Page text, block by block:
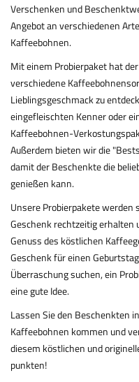
Verschenken und
Angebot an verschiedenen
Kaffeebohnen.
Mit einem Probierpaket hat
verschiedene
Lieblingsgeschmack zu
eingefleischten Kenner oder
Kaffeebohnen-
Außerdem bieten wir die
damit der Beschenkte die
genießen kann.
Unsere Probierpakete werden
Geschenk rechtzeitig erhalten
Genuss des köstlichen
Geschenk für einen
Überraschung suchen, ein
eine gute Idee.
Lassen Sie den Beschenkten
Kaffeebohnen kommen und
diesem köstlichen und
punkten!